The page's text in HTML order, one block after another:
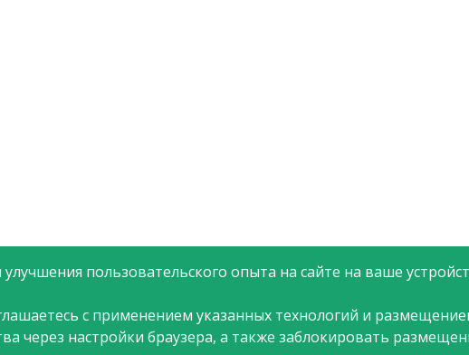
пользовательского опыта на сайте на ваше
с применением указанных технологий и
через настройки браузера, а также заблокировать